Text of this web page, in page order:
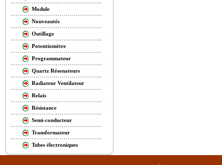
Module
Nouveautés
Outillage
Potentiomètre
Programmateur
Quartz Résonateurs
Radiateur Ventilateur
Relais
Résistance
Semi-conducteur
Transformateur
Tubes électroniques